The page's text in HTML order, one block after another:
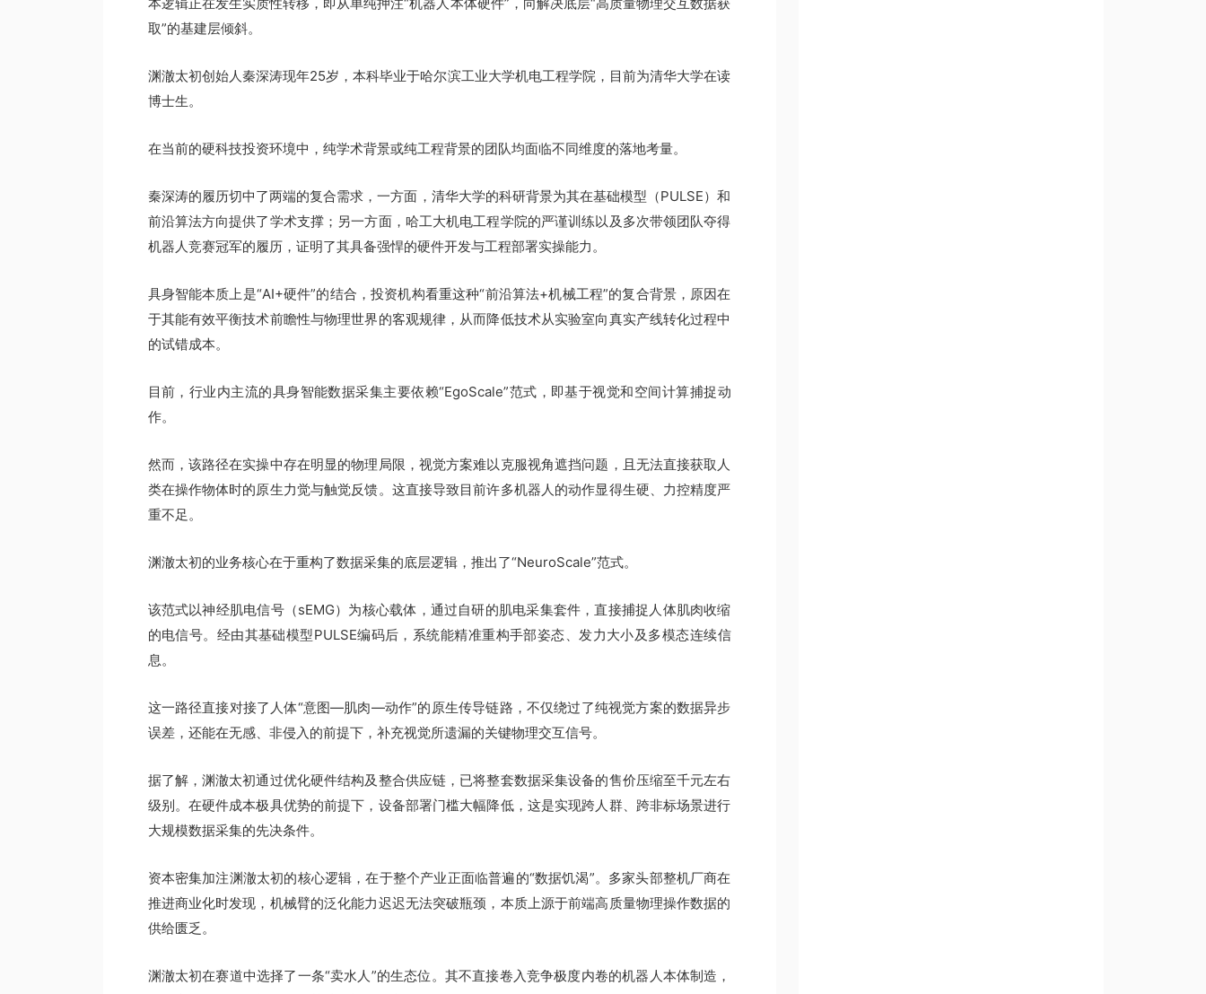
取”的基建层倾斜。
渊澈太初创始人秦深涛现年25岁，本科毕业于哈尔滨工业大学机电工程学院，目前为清华大学在读
博士生。
在当前的硬科技投资环境中，纯学术背景或纯工程背景的团队均面临不同维度的落地考量。
秦深涛的履历切中了两端的复合需求，一方面，清华大学的科研背景为其在基础模型（PULSE）和
前沿算法方向提供了学术支撑；另一方面，哈工大机电工程学院的严谨训练以及多次带领团队夺得
机器人竞赛冠军的履历，证明了其具备强悍的硬件开发与工程部署实操能力。
具身智能本质上是“AI+硬件”的结合，投资机构看重这种“前沿算法+机械工程”的复合背景，原因在
于其能有效平衡技术前瞻性与物理世界的客观规律，从而降低技术从实验室向真实产线转化过程中
的试错成本。
目前，行业内主流的具身智能数据采集主要依赖“EgoScale”范式，即基于视觉和空间计算捕捉动
作。
然而，该路径在实操中存在明显的物理局限，视觉方案难以克服视角遮挡问题，且无法直接获取人
类在操作物体时的原生力觉与触觉反馈。这直接导致目前许多机器人的动作显得生硬、力控精度严
重不足。
渊澈太初的业务核心在于重构了数据采集的底层逻辑，推出了“NeuroScale”范式。
该范式以神经肌电信号（sEMG）为核心载体，通过自研的肌电采集套件，直接捕捉人体肌肉收缩
的电信号。经由其基础模型PULSE编码后，系统能精准重构手部姿态、发力大小及多模态连续信
息。
这一路径直接对接了人体“意图—肌肉—动作”的原生传导链路，不仅绕过了纯视觉方案的数据异步
误差，还能在无感、非侵入的前提下，补充视觉所遗漏的关键物理交互信号。
据了解，渊澈太初通过优化硬件结构及整合供应链，已将整套数据采集设备的售价压缩至千元左右
级别。在硬件成本极具优势的前提下，设备部署门槛大幅降低，这是实现跨人群、跨非标场景进行
大规模数据采集的先决条件。
资本密集加注渊澈太初的核心逻辑，在于整个产业正面临普遍的“数据饥渴”。多家头部整机厂商在
推进商业化时发现，机械臂的泛化能力迟迟无法突破瓶颈，本质上源于前端高质量物理操作数据的
供给匮乏。
渊澈太初在赛道中选择了一条“卖水人”的生态位。其不直接卷入竞争极度内卷的机器人本体制造，